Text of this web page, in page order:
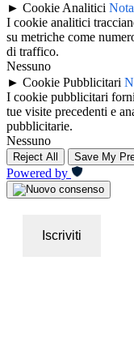
► Cookie Analitici Nota
I cookie analitici
su metriche come
di traffico.
Nessuno
► Cookie Pubblicitari
I cookie pubblicitari
tue visite precedenti e
pubblicitarie.
Nessuno
Reject All Save My
Powered by
Iscriviti